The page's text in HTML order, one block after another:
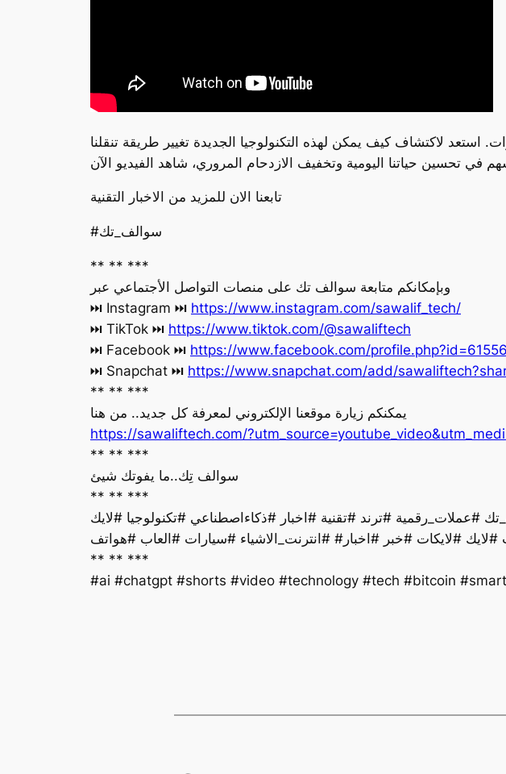
لاكتشاف كيف يمكن لهذه التكنولوجيا الجديدة تغيير طريقة تنقلنا
تابعنا الان للمزيد من الاخبار التقنية
#سوالف_تك
** ** ***
وبإمكانكم متابعة سوالف تك على منصات التواصل الأجتماعي عبر
‏⏭ Instagram ⏭ https://www.instagram.com/sawalif_tech/
‏⏭ TikTok ⏭ https://www.tiktok.com/@sawaliftech
‏⏭ Facebook ⏭ https://www.facebook.com/
‏⏭ Snapchat ⏭ https://www.snapchat.com/add/
** ** ***
يمكنكم زيارة موقعنا الإلكتروني لمعرفة كل جديد.. من هنا
https://sawaliftech.com/
** ** ***
سوالف تِك..ما يفوتك شيئ
** ** ***
#لايك #لايكات #خبر #اخبار# #انترنت_الاشياء #سيارات #العاب #هواتف
** ** ***
#ai #chatgpt #shorts #video #technology #tech #bitcoin